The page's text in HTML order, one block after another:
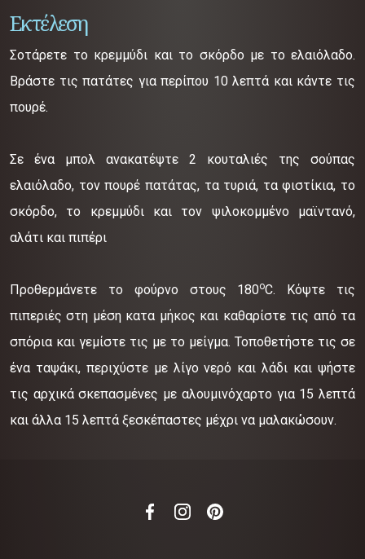
Εκτέλεση
Σοτάρετε το κρεμμύδι και το σκόρδο με το ελαιόλαδο.
Βράστε τις πατάτες για περίπου 10 λεπτά και κάντε τις
πουρέ.
Σε ένα μπολ ανακατέψτε 2 κουταλιές της σούπας
ελαιόλαδο, τον πουρέ πατάτας, τα τυριά, τα φιστίκια, το
σκόρδο, το κρεμμύδι και τον ψιλοκομμένο μαϊντανό,
αλάτι και πιπέρι
Προθερμάνετε το φούρνο στους 180οC. Κόψτε τις
πιπεριές στη μέση κατα μήκος και καθαρίστε τις από τα
σπόρια και γεμίστε τις με το μείγμα. Τοποθετήστε τις σε
ένα ταψάκι, περιχύστε με λίγο νερό και λάδι και ψήστε
τις αρχικά σκεπασμένες με αλουμινόχαρτο για 15 λεπτά
και άλλα 15 λεπτά ξεσκέπαστες μέχρι να μαλακώσουν.